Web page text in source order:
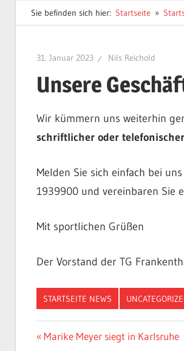
Sie befinden sich hier: Startseite
31. Januar 2023 Nils Reichold
Unsere
Wir kümmern uns weiterhin
schriftlicher oder
Melden Sie sich einfach bei
1939900 und vereinbaren Sie
Mit sportlichen Grüßen
Der Vorstand der TG
STARTSEITE NEWS
Beitragsnavigation
Vorheriger
Marike Meyer siegt in Karlsruhe